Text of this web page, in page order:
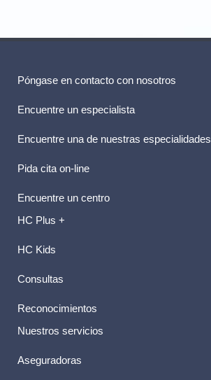
Póngase en contacto con nosotros
Encuentre un especialista
Encuentre una de nuestras especialidades
Pida cita on-line
Encuentre un centro
HC Plus +
HC Kids
Consultas
Reconocimientos
Nuestros servicios
Aseguradoras